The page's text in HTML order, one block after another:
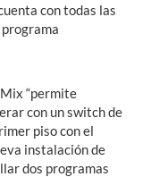
con todas las
“permite
con un switch de
piso con el
instalación de
dos programas